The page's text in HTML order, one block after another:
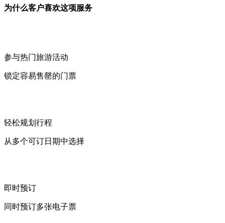
为什么客户喜欢这项服务
参与热门旅游活动
锁定容易售罄的门票
轻松规划行程
从多个可订日期中选择
即时预订
同时预订多张电子票